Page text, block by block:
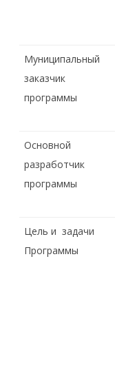
Муниципальный
заказчик
программы
Основной
разработчик
программы
Цель и задачи
Программы